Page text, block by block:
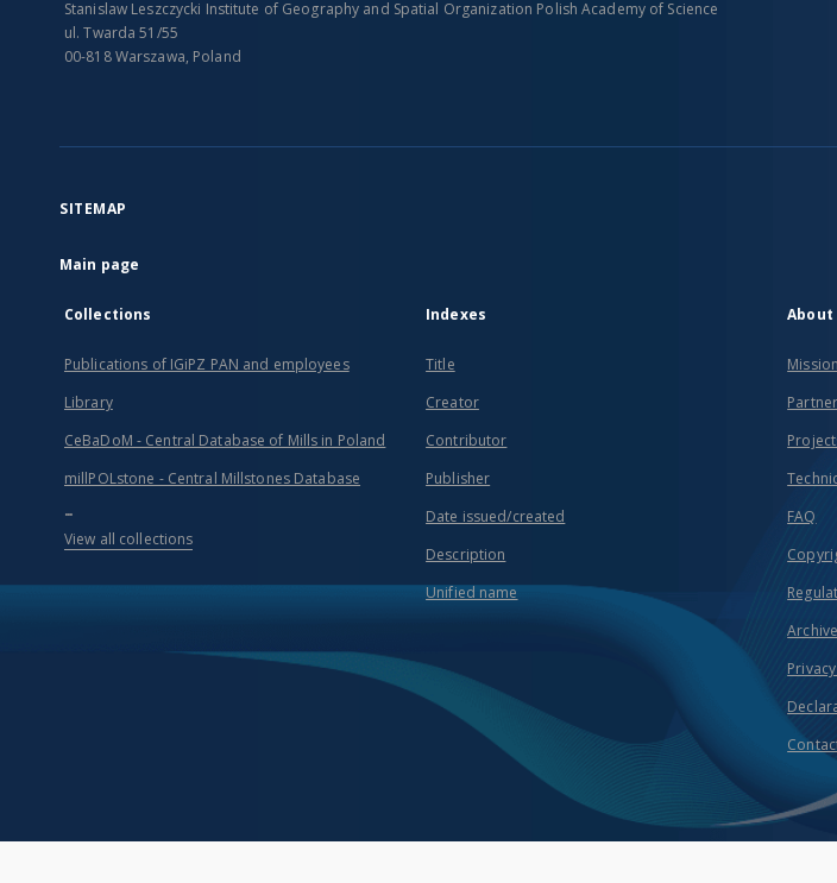
Stanislaw Leszczycki Institute of Geography and Spatial Organization Polish Academy of Science
ul. Twarda 51/55
00-818 Warszawa, Poland
SITEMAP
Main page
Collections
Publications of IGiPZ PAN and employees
Library
CeBaDoM - Central Database of Mills in Poland
millPOLstone - Central Millstones Database
...
View all collections
Indexes
Title
Creator
Contributor
Publisher
Date issued/created
Description
Unified name
Mission
FAQ